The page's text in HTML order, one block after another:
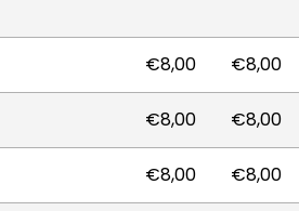
€8,00 €8,00
€8,00 €8,00
€8,00 €8,00